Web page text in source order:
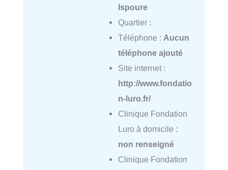
Ispoure
Quartier :
Téléphone : Aucun
téléphone ajouté
Site internet :
http://www.fondatio
n-luro.fr/
Clinique Fondation
Luro à domicile :
non renseigné
Clinique Fondation